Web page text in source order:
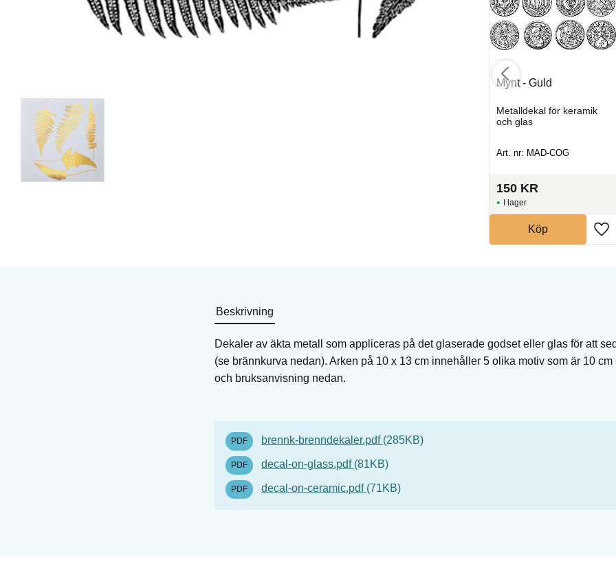
Metalldekal för keramik
och glas
Art. nr: MAD-CG
Mynt - Guld
Metalldekal för keramik
och glas
Art. nr: MAD-COG
150 KR
I lager
Köp
Beskrivning
Dekaler av äkta metall som appliceras på det glaserade godset eller glas för att
(se brännkurva nedan). Arken på 10 x 13 cm innehåller 5 olika motiv som är 10 cm
och bruksanvisning nedan.
brennk-brenndekaler.pdf 285KB
decal-on-glass.pdf 81KB
decal-on-ceramic.pdf 71KB